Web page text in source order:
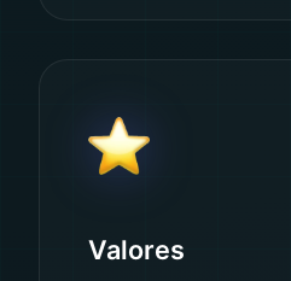
Valores